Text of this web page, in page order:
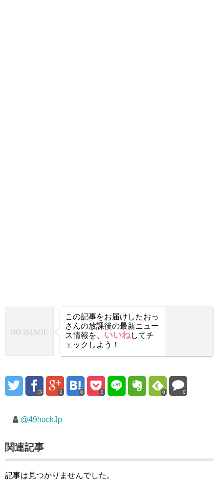
この記事をお届けしたおっ
さんの放課後の最新ニュー
ス情報を、 いいねしてチ
ェックしよう！
0 0 0 0 0
@49hackJp
関連記事
記事は見つかりませんでした。